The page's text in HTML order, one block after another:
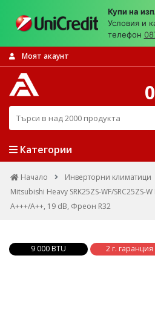
Купи на
Условия и
телефон
Моят акаунт
Търси в над 2000 продукта
Категории
Начало Инверторни климатици
Mitsubishi Heavy SRK25ZS-WF/SRC25ZS-
A+++/A++, 19 dB, Фреон R32
9 000 BTU 2 г. гаранция